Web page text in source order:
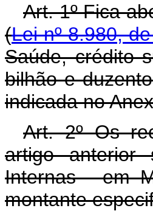
Art. 1º Fica
(Lei nº 8.980,
Saúde, crédito
bilhão e
indicada no
Art. 2º Os
artigo anterior
Internas - em
montante